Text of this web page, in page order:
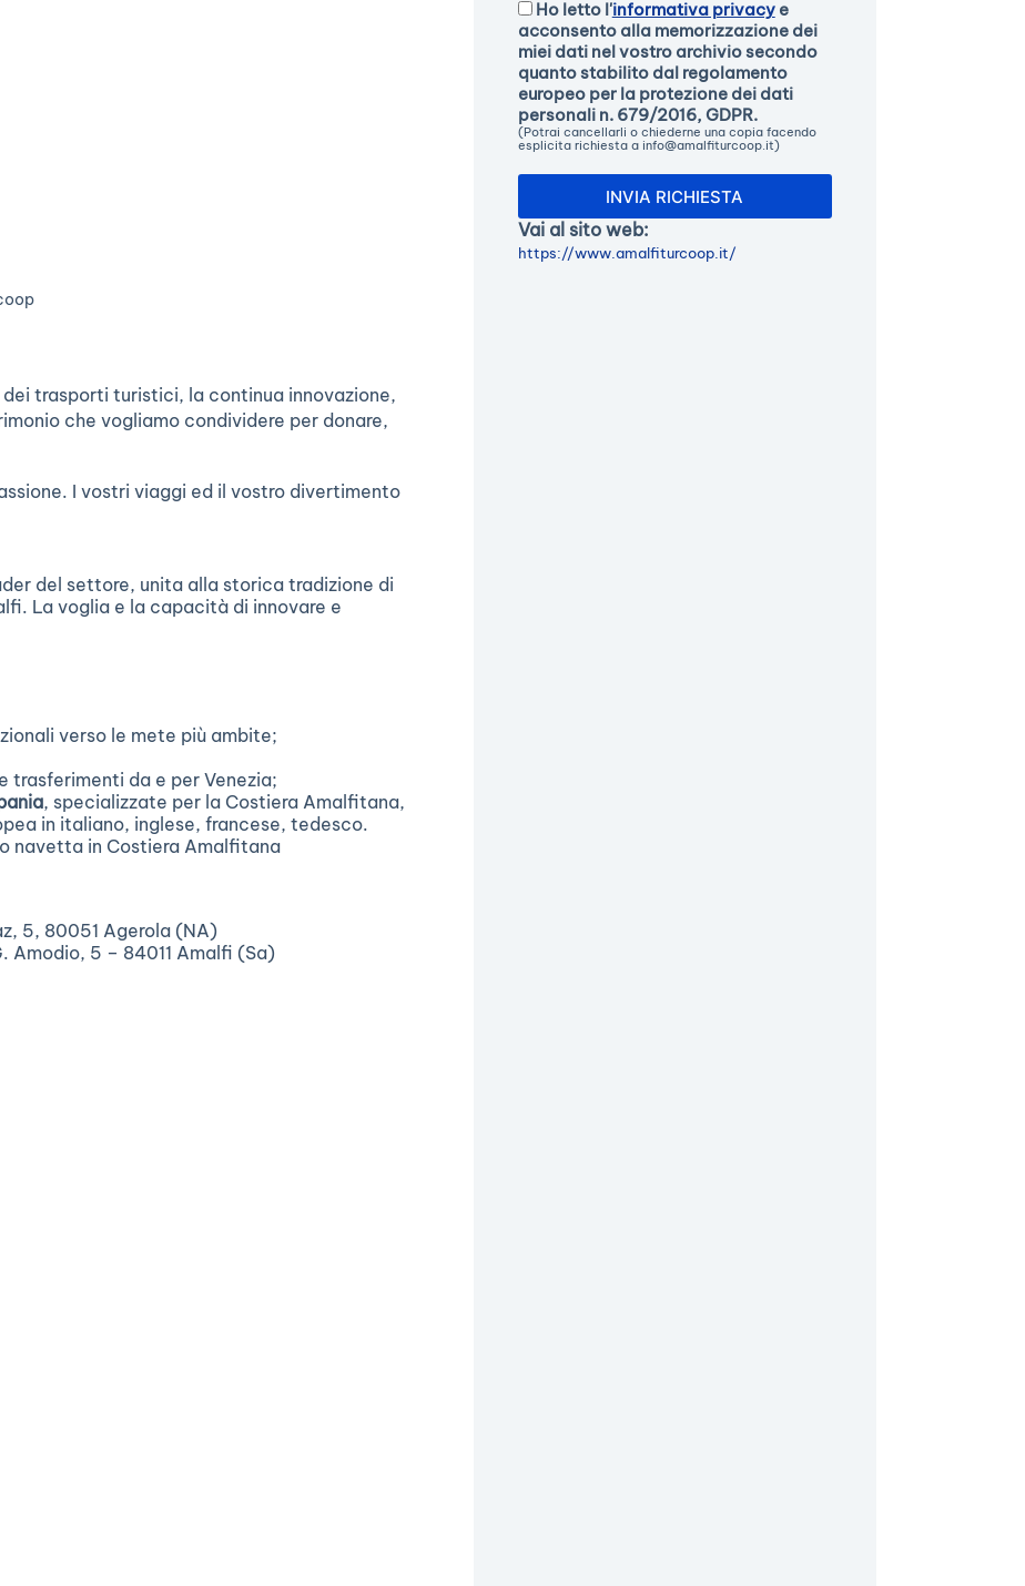
trasporti turistici, la continua innovazione,
che vogliamo condividere per donare,
I vostri viaggi ed il vostro divertimento
del settore, unita alla storica tradizione di
La voglia e la capacità di innovare e
verso le mete più ambite;
trasferimenti da e per Venezia;
, specializzate per la Costiera Amalfitana,
in italiano, inglese, francese, tedesco.
navetta in Costiera Amalfitana
5, 80051 Agerola (NA)
Amodio, 5 – 84011 Amalfi (Sa)
Ho letto l'informativa privacye
acconsento alla memorizzazione dei
miei dati nel vostro archivio secondo
quanto stabilito dal regolamento
europeo per la protezione dei dati
personali n. 679/2016, GDPR.
(Potrai cancellarli o chiederne una copia facendo
esplicita richiesta a info@amalfiturcoop.it)
Vai al sito web:
https://www.amalfiturcoop.it/